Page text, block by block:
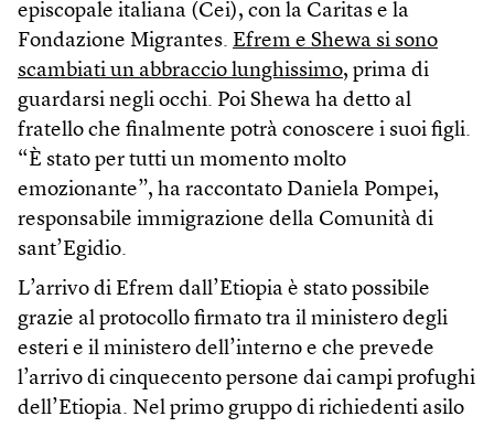
episcopale italiana (Cei), con la Caritas e la
Fondazione Migrantes. Efrem e Shewa si sono
scambiati un abbraccio lunghissimo, prima di
guardarsi negli occhi. Poi Shewa ha detto al
fratello che finalmente potrà conoscere i suoi figli.
“È stato per tutti un momento molto
emozionante”, ha raccontato Daniela Pompei,
responsabile immigrazione della Comunità di
sant’Egidio.
L’arrivo di Efrem dall’Etiopia è stato possibile
grazie al protocollo firmato tra il ministero degli
esteri e il ministero dell’interno e che prevede
l’arrivo di cinquecento persone dai campi profughi
dell’Etiopia. Nel primo gruppo di richiedenti asilo